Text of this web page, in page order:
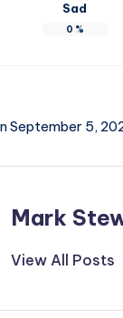
Sad
0 %
September 5,
Mark
View All Posts